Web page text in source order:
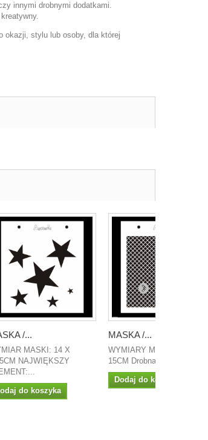
innymi drobnymi dodatkami.
okazji, stylu lub osoby, dla której
/...
MASKI: 14 X
NAJWIĘKSZY
do koszyka
MASKA /...
WYMIARY MASKI: 14 X
15CM Drobna, regularna...
Dodaj do koszyka